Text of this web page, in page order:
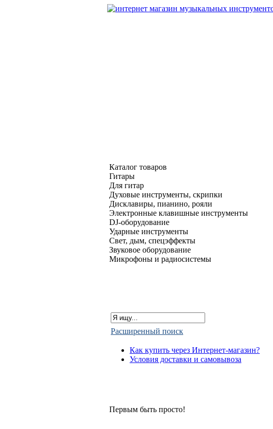
Каталог товаров
Гитары
Для гитар
Духовые инструменты, скрипки
Дисклавиры, пианино, рояли
Электронные клавишные инструменты
DJ-оборудование
Ударные инструменты
Свет, дым, спецэффекты
Звуковое оборудование
Микрофоны и радиосистемы
Расширенный поиск
Как купить через Интернет-магазин?
Условия доставки и самовывоза
Первым быть просто!